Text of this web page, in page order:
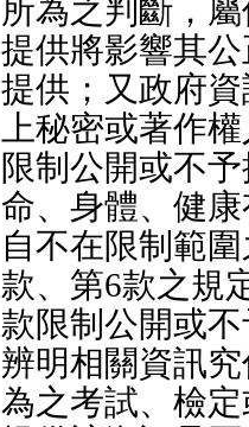
所為之判斷，
提供將影響其
提供；又政府
上秘密或著作
限制公開或不
命、身體、健
自不在限制範
款、第6款之規
款限制公開或
辨明相關資訊
為之考試、檢